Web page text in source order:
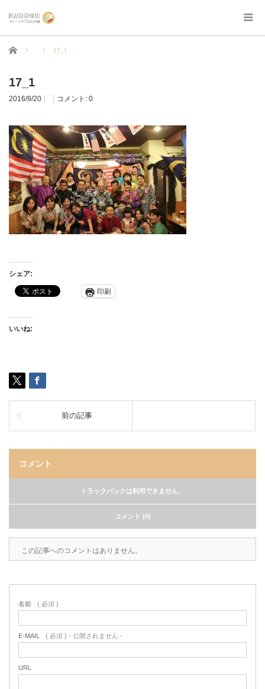
ホーム 17_1
17_1
2016/9/20 コメント: 0
シェア:
印刷
いいね:
前の記事
コメント
トラックバックは利用できません。
コメント (0)
この記事へのコメントはありません。
名前 ( 必須 )
E-MAIL ( 必須 ) - 公開されません -
URL